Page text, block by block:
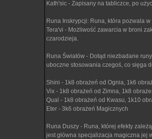
Kath'sic - Zapisany na tabliczce, po
Runa Inskrypcji: Runa, która pozwala
Tera'vi - Możliwość zawarcia w broni
czarodzieja.
Runa Światów - Dotąd niezbadane
uboczne stosowania czegoś, co sięga
Shini - 1k8 obrażeń od Ognia, 1k6
Vix - 1k8 obrażeń od Zimna, 1k8
Qual - 1k8 obrażeń od Kwasu, 1k10
Eter - 3k6 obrażeń Magicznych
Runa Duszy - Runa, której efekty
jest główna specjalizacja magiczna jej